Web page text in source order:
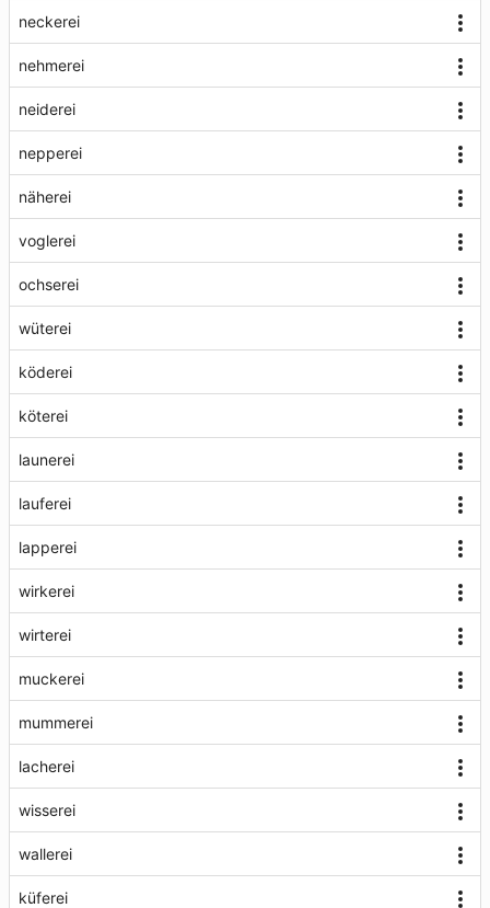
neckerei
nehmerei
neiderei
nepperei
näherei
voglerei
ochserei
wüterei
köderei
köterei
launerei
lauferei
lapperei
wirkerei
wirterei
muckerei
mummerei
lacherei
wisserei
wallerei
küferei